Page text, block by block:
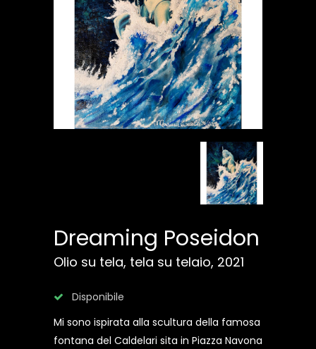
Dreaming Poseidon
Olio su tela, tela su telaio, 2021
Disponibile
Mi sono ispirata alla scultura della famosa
fontana del Caldelari sita in Piazza Navona